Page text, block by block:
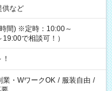
供など
間) ※定時：10:00～
で相談可！）
業・WワークOK / 服装自由 /